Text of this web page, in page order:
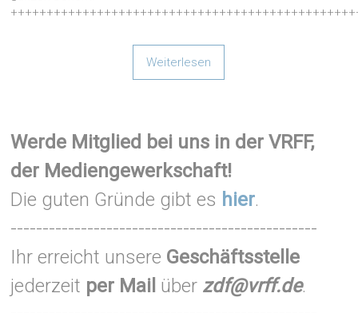
Weiterlesen
Werde Mitglied bei uns in der VRFF,
der Mediengewerkschaft!
Die guten Gründe gibt es hier.
------------------------------------------------
Ihr erreicht unsere Geschäftsstelle
jederzeit per Mail über zdf@vrff.de.